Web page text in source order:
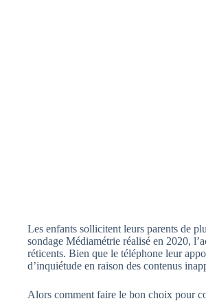
Les enfants sollicitent leurs parents de
sondage Médiamétrie réalisé en 2020,
réticents. Bien que le téléphone leur
d’inquiétude en raison des contenus
Alors comment faire le bon choix pour